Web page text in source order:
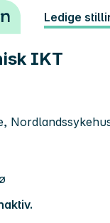
Ledige
IKT